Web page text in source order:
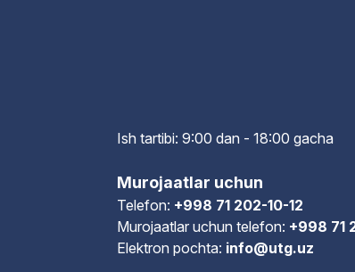
Ish tartibi: 9:00 dan - 18:00 gacha
Murojaatlar uchun
Telefon: +998 71 202-10-12
Murojaatlar uchun telefon: +998 71
Elektron pochta: info@utg.uz